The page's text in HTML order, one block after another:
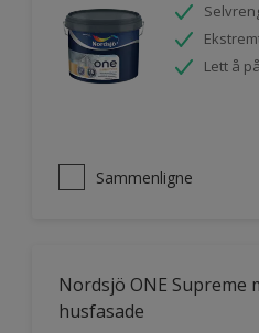
Lett å
Sammenligne
Nordsjö ONE Supreme
husfasade